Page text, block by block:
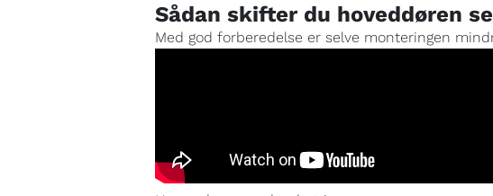
Sådan skifter du hoveddøren
Med god forberedelse er selve monteringen